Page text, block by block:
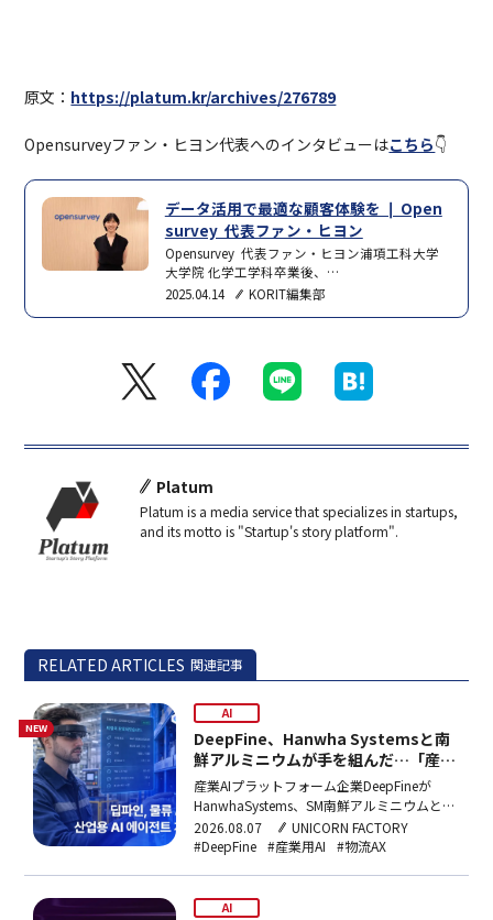
原文： https://platum.kr/archives/276789
Opensurveyファン・ヒヨン代表へのインタビューはこちら👇
データ活用で最適な顧客体験を ❘ Open
survey 代表ファン・ヒヨン
Opensurvey 代表ファン・ヒヨン浦項工科大学
大学院 化学工学科卒業後、
McKinsey&Company、Monitor Group、韓国ピ
た。Opensurveyでは、データが企業の成長エン
ジンとなるよう、専門家の技術とノウハウをプ
ロダクトに組み…
2025.04.14 KORIT編集部
Platum
Platum is a media service that specializes in startups,
and its motto is "Startup's story platform".
RELATED ARTICLES 関連記事
NEW
AI
DeepFine、Hanwha Systemsと南
鮮アルミニウムが手を組んだ…「産業
用AIエージェント」開発
産業AIプラットフォーム企業DeepFineが
HanwhaSystems、SM南鮮アルミニウムと組
み、防衛産業・自動車物流現場向け産業用AI
エージェントを開発する。総事業費40億ウ
2026.08.07
UNICORN FACTORY
#DeepFine #産業用AI #物流AX
AI